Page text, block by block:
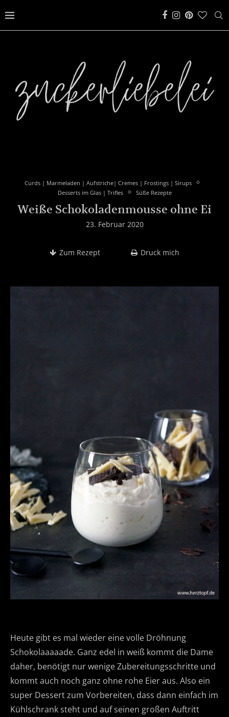
Curds | Marmeladen | Aufstriche| Cremes | Frostings | Sirups
Desserts im Glas | Trifles
Süße Rezepte
Weiße Schokoladenmousse ohne Ei
23. Februar 2020
Zum Rezept Druck mich
Heute gibt es mal wieder eine volle Dröhnung
Schokolaaaaade. Ganz edel in weiß kommt die Dame
daher, benötigt nur wenige Zubereitungsschritte und
kommt auch noch ganz ohne rohe Eier aus. Also ein
super Dessert zum Vorbereiten, dass dann einfach im
Kühlschrank steht und auf seinen großen Auftritt